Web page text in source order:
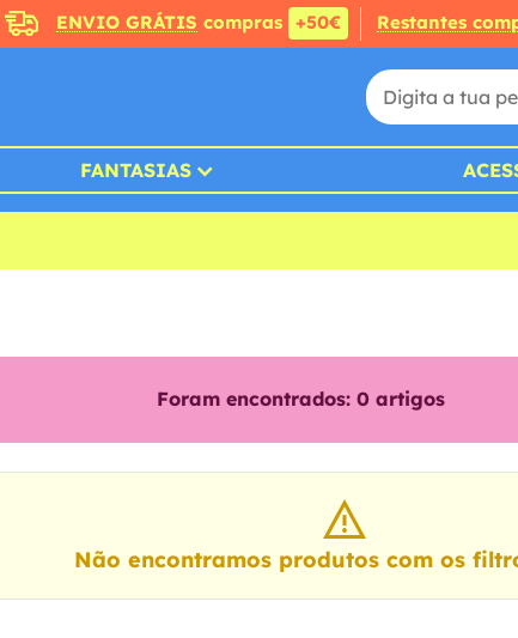
ENVIO GRÁTIS compras +50€ Restantes
FANTASIAS
Foram encontrados: 0 artigos
Não encontramos produtos com os